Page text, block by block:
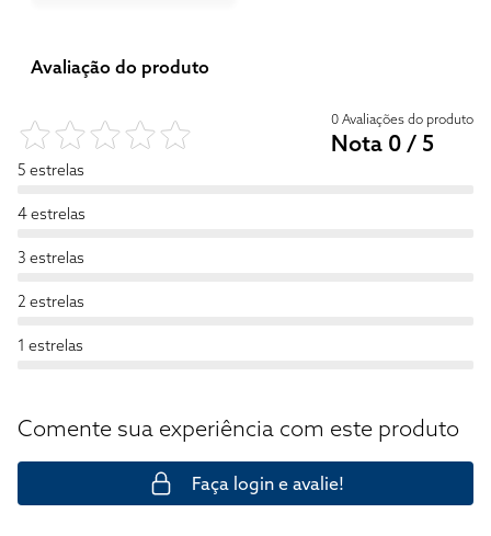
Avaliação do produto
0 Avaliações do produto
Nota 0 / 5
5 estrelas
4 estrelas
3 estrelas
2 estrelas
1 estrelas
Comente sua experiência com este produto
Faça login e avalie!